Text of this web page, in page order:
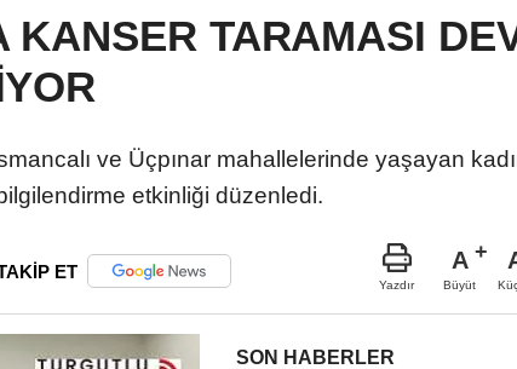
TARAMASI
ve Üçpınar mahallelerinde yaşayan
etkinliği düzenledi.
ET
Yazdır
A
Büyüt
SON HABERLER